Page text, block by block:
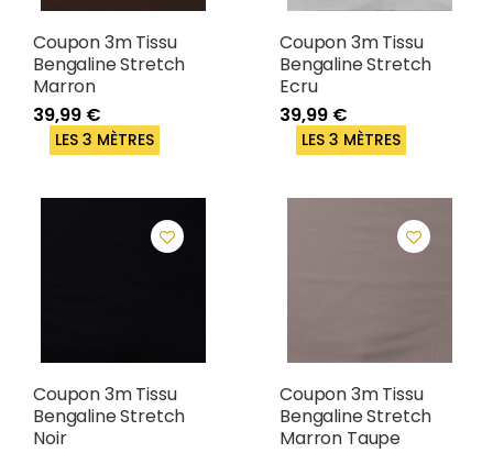
Coupon 3m Tissu
Bengaline Stretch
Marron
39,99 €
LES 3 MÈTRES
Coupon 3m Tissu
Bengaline Stretch
Ecru
39,99 €
LES 3 MÈTRES
Coupon 3m Tissu
Bengaline Stretch
Noir
Coupon 3m Tissu
Bengaline Stretch
Marron Taupe